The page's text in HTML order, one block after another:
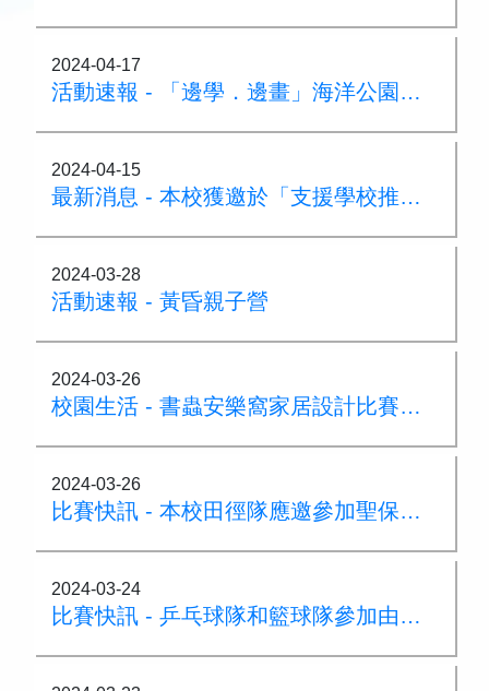
2024-04-17
活動速報 - 「邊學．邊畫」海洋公園繪畫比賽
2024-04-15
最新消息 - 本校獲邀於「支援學校推動校園體育氛圍及『MVPA60』一筆過津貼簡介會」分享
2024-03-28
活動速報 - 黃昏親子營
2024-03-26
校園生活 - 書蟲安樂窩家居設計比賽結果
2024-03-26
比賽快訊 - 本校田徑隊應邀參加聖保祿小學陸運會獲得優異成績
2024-03-24
比賽快訊 - 乒乓球隊和籃球隊參加由文理書院舉辦的乒乓球賽及三人籃球賽獲獎